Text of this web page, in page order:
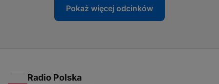
Pokaż więcej odcinków
Radio Polska